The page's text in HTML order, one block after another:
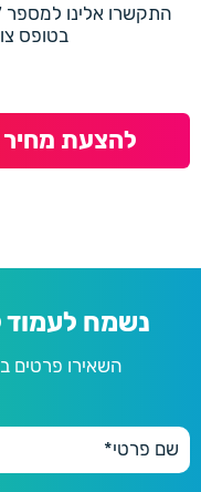
בטופס
להצעת מחיר
נשמח לעמוד
השאירו פרטים